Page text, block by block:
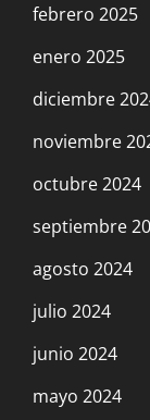
febrero 2025
enero 2025
diciembre
noviembre
octubre 2024
septiembre
agosto 2024
julio 2024
junio 2024
mayo 2024